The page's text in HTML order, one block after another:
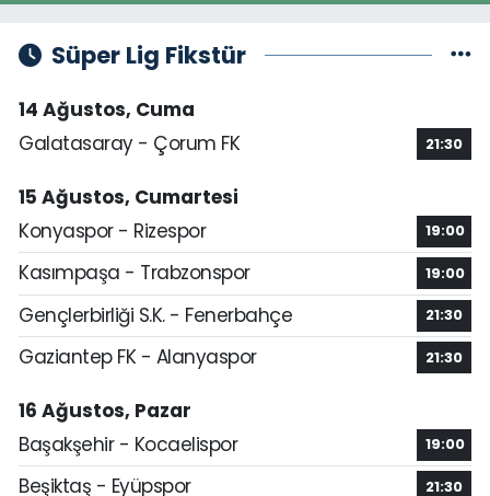
Süper Lig Fikstür
14 Ağustos, Cuma
Galatasaray - Çorum FK
21:30
15 Ağustos, Cumartesi
Konyaspor - Rizespor
19:00
Kasımpaşa - Trabzonspor 19:00
Gençlerbirliği S.K. - Fenerbahçe 21:30
Gaziantep FK - Alanyaspor 21:30
16 Ağustos, Pazar
Başakşehir - Kocaelispor
19:00
Beşiktaş - Eyüpspor 21:30